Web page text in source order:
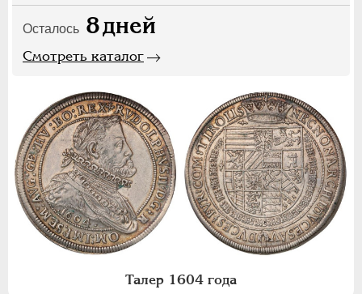
Осталось 8дней
Смотреть каталог
Талер 1604 года